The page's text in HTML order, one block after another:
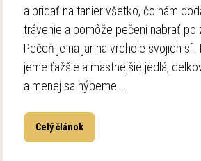
a pridať na tanier všetko, čo nám
trávenie a pomôže pečeni nabrať po
Pečeň je na jar na vrchole svojich síl.
jeme ťažšie a mastnejšie jedlá,
a menej sa hýbeme....
Celý článok